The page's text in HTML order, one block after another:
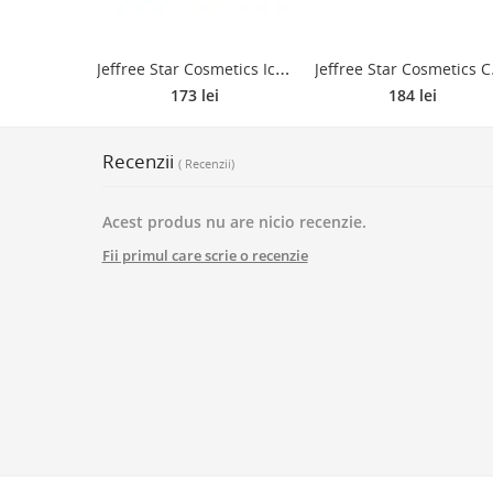
J
effree Star Cosmetics Ice Crusher paletă de iluminatoare 6x7 g
173 lei
effree
184 lei
Recenzii ( Recenzii)
Acest produs nu are nicio recenzie.
Fii primul care scrie o recenzie